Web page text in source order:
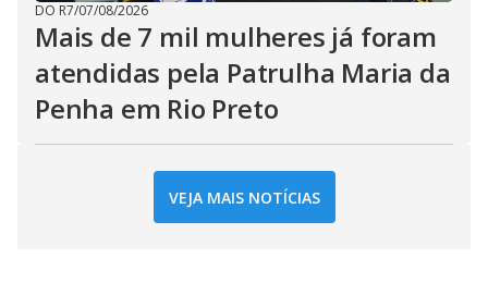
DO R7/07/08/2026
Mais de 7 mil mulheres já foram
atendidas pela Patrulha Maria da
Penha em Rio Preto
VEJA MAIS NOTÍCIAS